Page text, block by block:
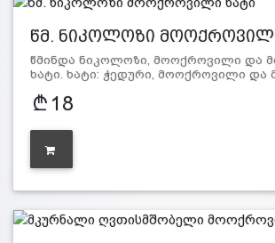
წმ. ნიკოლოზი
წმინდა ნიკოლოზი, მოოქროვილი და
ხატი. ხატი: ჭედური, მოოქროვილი
18